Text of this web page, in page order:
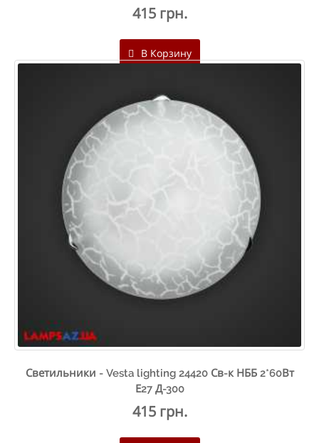
415 грн.
В Корзину
Светильники - Vesta lighting 24420 Св-к НББ 2*60Вт
Е27 Д-300
415 грн.